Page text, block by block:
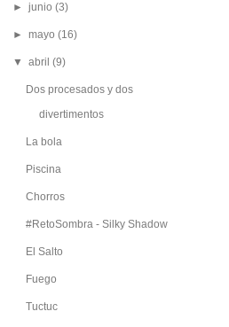
► junio (3)
► mayo (16)
▼ abril (9)
Dos procesados y dos
divertimentos
La bola
Piscina
Chorros
#RetoSombra - Silky Shadow
El Salto
Fuego
Tuctuc